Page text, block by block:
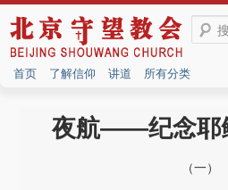
搜索
首页 了解信仰 讲道 所有分类
夜航——纪念耶
（一）